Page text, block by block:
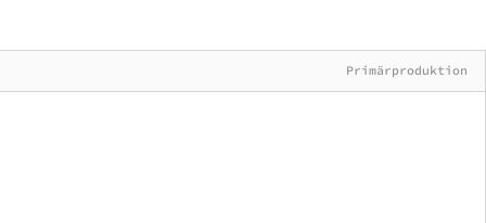
Primärproduktion